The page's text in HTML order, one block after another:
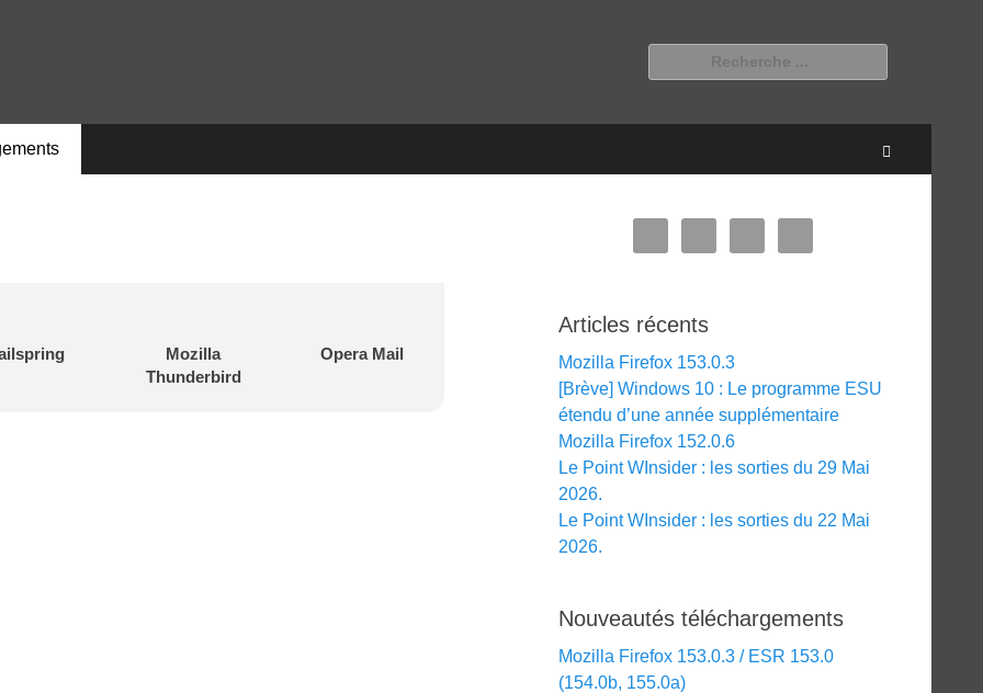
Mozilla
Thunderbird
Opera Mail
Articles récents
Mozilla Firefox 153.0.3
[Brève] Windows 10 : Le programme ESU
étendu d’une année supplémentaire
Mozilla Firefox 152.0.6
Le Point WInsider : les sorties du 29 Mai
2026.
Le Point WInsider : les sorties du 22 Mai
2026.
Nouveautés téléchargements
Mozilla Firefox 153.0.3 / ESR 153.0
(154.0b, 155.0a)